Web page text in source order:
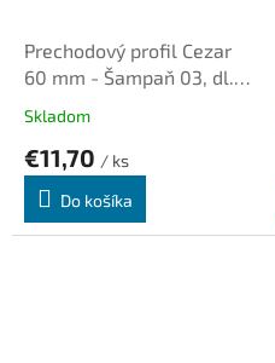
Prechodový profil Cezar
60 mm - Šampaň 03, dl.
Skladom
€11,70 / ks
Do košíka